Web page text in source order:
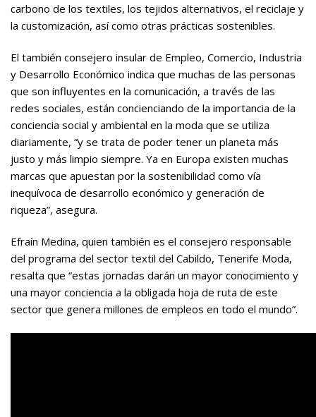
carbono de los textiles, los tejidos alternativos, el reciclaje y
la customización, así como otras prácticas sostenibles.
El también consejero insular de Empleo, Comercio, Industria
y Desarrollo Económico indica que muchas de las personas
que son influyentes en la comunicación, a través de las
redes sociales, están concienciando de la importancia de la
conciencia social y ambiental en la moda que se utiliza
diariamente, “y se trata de poder tener un planeta más
justo y más limpio siempre. Ya en Europa existen muchas
marcas que apuestan por la sostenibilidad como vía
inequívoca de desarrollo económico y generación de
riqueza”, asegura.
Efraín Medina, quien también es el consejero responsable
del programa del sector textil del Cabildo, Tenerife Moda,
resalta que “estas jornadas darán un mayor conocimiento y
una mayor conciencia a la obligada hoja de ruta de este
sector que genera millones de empleos en todo el mundo”.